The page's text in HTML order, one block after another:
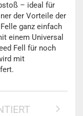
– ideal für
der Vorteile der
ganz einfach
einem Universal
Fell für noch
mit